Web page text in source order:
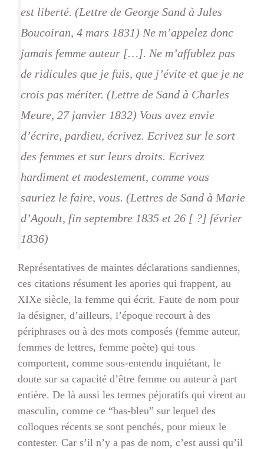
est liberté. (Lettre de George Sand à Jules
Boucoiran, 4 mars 1831) Ne m’appelez donc
jamais femme auteur […]. Ne m’affublez pas
de ridicules que je fuis, que j’évite et que je ne
crois pas mériter. (Lettre de Sand à Charles
Meure, 27 janvier 1832) Vous avez envie
d’écrire, pardieu, écrivez. Ecrivez sur le sort
des femmes et sur leurs droits. Ecrivez
hardiment et modestement, comme vous
sauriez le faire, vous. (Lettres de Sand à Marie
d’Agoult, fin septembre 1835 et 26 [ ?] février
1836)
Représentatives de maintes déclarations sandiennes,
ces citations résument les apories qui frappent, au
XIXe siècle, la femme qui écrit. Faute de nom pour
la désigner, d’ailleurs, l’époque recourt à des
périphrases ou à des mots composés (femme auteur,
femmes de lettres, femme poète) qui tous
comportent, comme sous-entendu inquiétant, le
doute sur sa capacité d’être femme ou auteur à part
entière. De là aussi les termes péjoratifs qui virent au
masculin, comme ce “bas-bleu” sur lequel des
colloques récents se sont penchés, pour mieux le
contester. Car s’il n’y a pas de nom, c’est aussi qu’il